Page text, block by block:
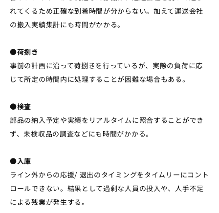
れてくるため正確な到着時間が分からない。加えて運送会社
の搬入実績集計にも時間がかかる。
●荷捌き
事前の計画に沿って荷捌きを行っているが、実際の負荷に応
じて所定の時間内に処理することが困難な場合もある。
●検査
部品の納入予定や実績をリアルタイムに照合することができ
ず、未検収品の調査などにも時間がかかる。
●入庫
ライン外からの応援/ 退出のタイミングをタイムリーにコント
ロールできない。結果として過剰な人員の投入や、人手不足
による残業が発生する。